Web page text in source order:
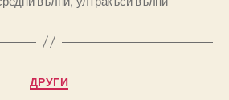
Categories
ДРУГИ